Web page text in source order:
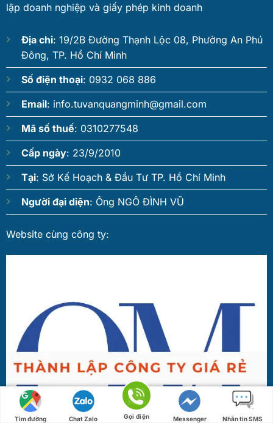
lập doanh nghiệp và giấy phép kinh doanh
Địa chỉ: 19/2B Đường Thạnh Lộc 08, Phường An Phú
Đông, TP. Hồ Chí Minh
Số điện thoại: 0932 068 886
Email: info.tuvanquangminh@gmail.com
Mã số thuế: 0310277548
Cấp ngày: 23/9/2010
Tại: Sở Kế Hoạch & Đầu Tư TP. Hồ Chí Minh
Người đại diện: Ông NGÔ ĐÌNH VŨ
Website cùng công ty:
Tìm đường Chat Zalo Gọi điện Messenger Nhắn tin SMS